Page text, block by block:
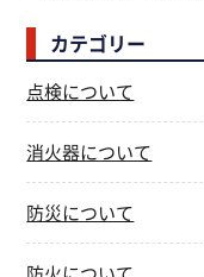
カテゴリー
点検について
消火器について
防災について